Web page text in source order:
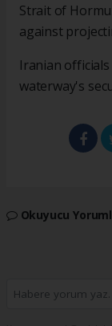
Strait of
against
Iranian
waterway's
Okuyucu